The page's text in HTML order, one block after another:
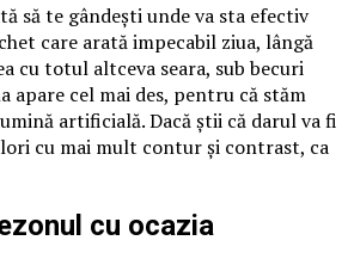
să te gândești unde va sta efectiv
care arată impecabil ziua, lângă
cu totul altceva seara, sub becuri
apare cel mai des, pentru că stăm
artificială. Dacă știi că darul va fi
cu mai mult contur și contrast, ca
cu ocazia